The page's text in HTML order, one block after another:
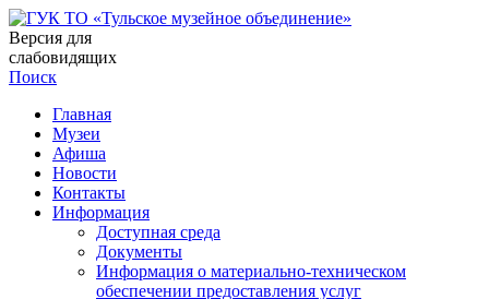
Версия для
слабовидящих
Поиск
Главная
Музеи
Афиша
Новости
Контакты
Информация
Доступная среда
Документы
Информация о материально-техническом
обеспечении предоставления услуг